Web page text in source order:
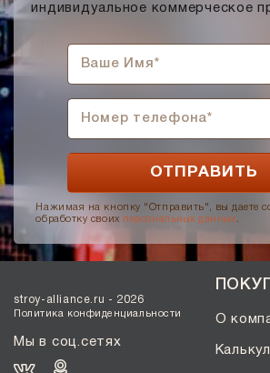
индивидуальное коммерческое
Нажимая на кнопку "Отправить", вы даете
обработку своих персональных данных .
stroy-alliance.ru - 2026
Политика конфиденциальности
Мы в соц.сетях
О